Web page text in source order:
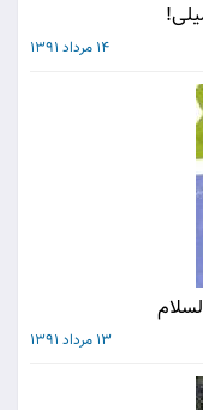
14 مرداد 1391
13 مرداد 1391